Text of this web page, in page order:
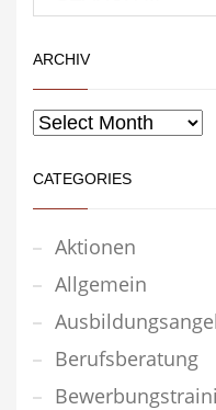
ARCHIV
CATEGORIES
Aktionen
Allgemein
Berufsberatung